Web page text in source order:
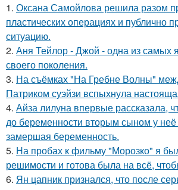
1. Оксана Самойлова решила разом
пластических операциях и публично
ситуацию.
2. Аня Тейлор - Джой - одна из самых
своего поколения.
3. На съёмках "На Гребне Волны"
Патриком суэйзи вспыхнула
4. Айза лилуна впервые рассказала,
до беременности вторым сыном у неё
замершая беременность.
5. На пробах к фильму "Морозко" я
решимости и готова была на всё,
6. Ян цапник признался, что после